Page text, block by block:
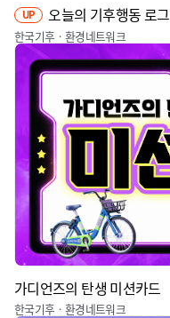
UP 오늘의 기후행동 로그
한국기후ㆍ환경네트워크
가디언즈의 탄생 미션카드
한국기후ㆍ환경네트워크